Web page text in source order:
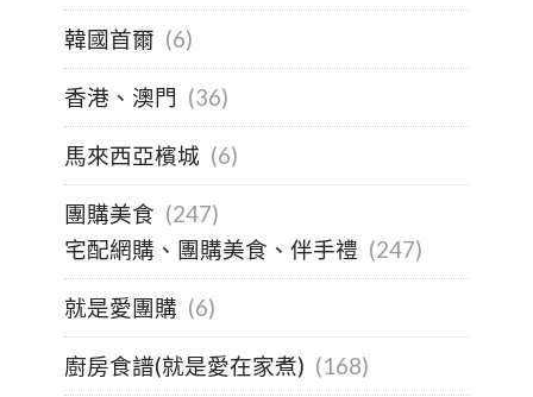
韓國首爾 (6)
香港、澳門 (36)
馬來西亞檳城 (6)
團購美食 (247)
宅配網購、團購美食、伴手禮 (247)
就是愛團購 (6)
廚房食譜(就是愛在家煮) (168)